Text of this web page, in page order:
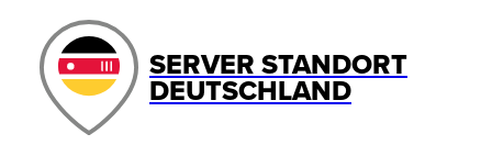
SERVER STANDORT
DEUTSCHLAND